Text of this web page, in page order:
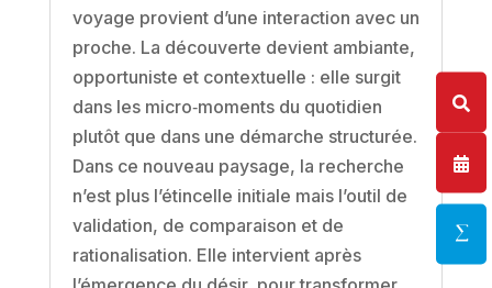
voyage provient d’une interaction avec un
proche. La découverte devient ambiante,
opportuniste et contextuelle : elle surgit
dans les micro‑moments du quotidien
plutôt que dans une démarche structurée.
Dans ce nouveau paysage, la recherche
n’est plus l’étincelle initiale mais l’outil de
validation, de comparaison et de
rationalisation. Elle intervient après